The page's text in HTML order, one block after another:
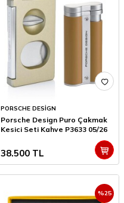
PORSCHE DESİGN
Porsche Design Puro Çakmak
Kesici Seti Kahve P3633 05/26
38.500 TL
%25